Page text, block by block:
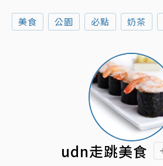
美食 公園 必點 奶茶
udn走跳美食